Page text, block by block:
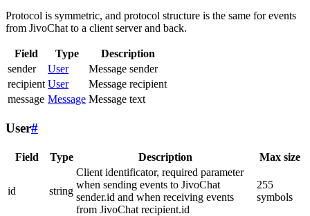
Protocol is symmetric, and protocol structure is the same for events
from JivoChat to a client server and back.
Field Type
Description
sender
User
Message sender
recipient User
Message recipient
message Message Message text
User#
Field Type Description Max size
id string
Client identificator, required parameter
when sending events to JivoChat
sender.id and when receiving events
from JivoChat recipient.id
255
symbols